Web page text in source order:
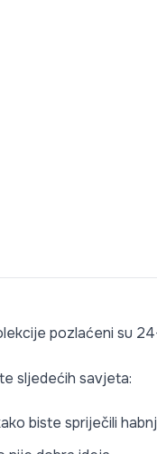
pozlaćeni su
sljedećih savjeta:
biste spriječili